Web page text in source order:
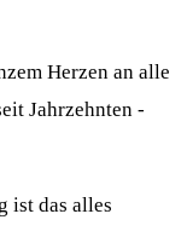
Herzen an alle
Jahrzehnten -
ist das alles